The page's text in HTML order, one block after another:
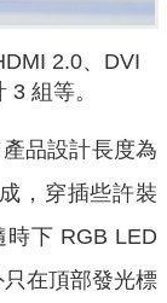
2.0、DVI
組等。
品設計長度為
，穿插些許裝
下 RGB LED
在頂部發光標